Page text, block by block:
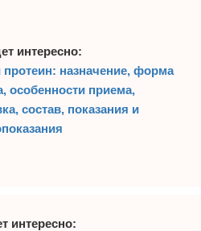
интересно:
назначение, форма
особенности приема,
состав, показания и
интересно: